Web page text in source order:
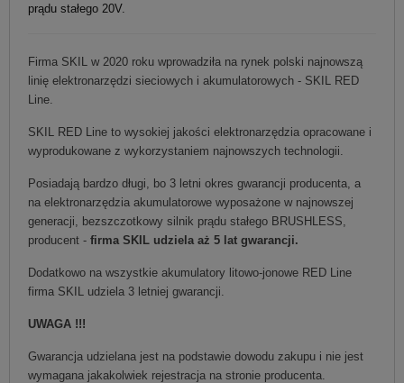
prądu stałego 20V.
Firma SKIL w 2020 roku wprowadziła na rynek polski najnowszą
linię elektronarzędzi sieciowych i akumulatorowych - SKIL RED
Line.
SKIL RED Line to wysokiej jakości elektronarzędzia opracowane i
wyprodukowane z wykorzystaniem najnowszych technologii.
Posiadają bardzo długi, bo 3 letni okres gwarancji producenta, a
na elektronarzędzia akumulatorowe wyposażone w najnowszej
generacji, bezszczotkowy silnik prądu stałego BRUSHLESS,
producent - firma SKIL udziela aż 5 lat gwarancji.
Dodatkowo na wszystkie akumulatory litowo-jonowe RED Line
firma SKIL udziela 3 letniej gwarancji.
UWAGA !!!
Gwarancja udzielana jest na podstawie dowodu zakupu i nie jest
wymagana jakakolwiek rejestracja na stronie producenta.